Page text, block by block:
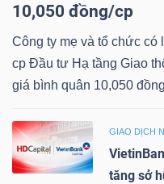
10,050 đồng/cp
Công ty mẹ và tổ chức có
cp Đầu tư Hạ tầng Giao
giá bình quân 10,050
GIAO DỊCH
tăng sở